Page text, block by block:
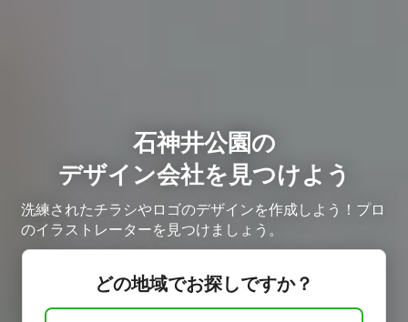
石神井公園の
デザイン会社を見つけよう
洗練されたチラシやロゴのデザインを作成しよう！プロ
のイラストレーターを見つけましょう。
どの地域でお探しですか？